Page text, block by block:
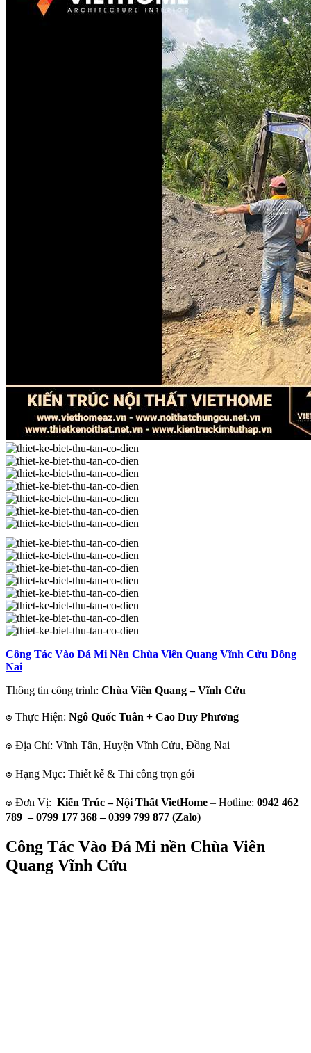
Công Tác Vào Đá Mi Nền Chùa Viên Quang Vĩnh Cửu Đồng
Nai
Thông tin công trình: Chùa Viên Quang – Vĩnh Cửu
๏ Thực Hiện: Ngô Quốc Tuân + Cao Duy Phương
๏ Địa Chỉ: Vĩnh Tân, Huyện Vĩnh Cửu, Đồng Nai
๏ Hạng Mục: Thiết kế & Thi công trọn gói
๏ Đơn Vị: Kiến Trúc – Nội Thất VietHome – Hotline: 0942 462
789 – 0799 177 368 – 0399 799 877 (Zalo)
Công Tác Vào Đá Mi nền Chùa Viên
Quang Vĩnh Cửu